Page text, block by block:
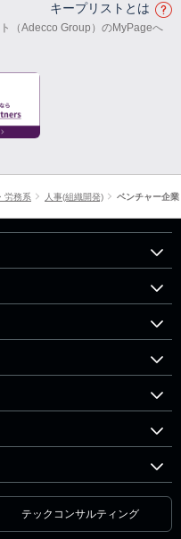
キープリストとは
（Adecco Group）のMyPageへ
労務系 人事(組織開発) ベンチャー企業
テックコンサルティング